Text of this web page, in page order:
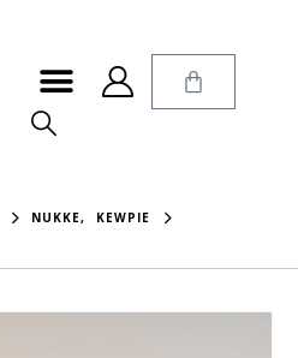
NUKKE,
KEWPIE